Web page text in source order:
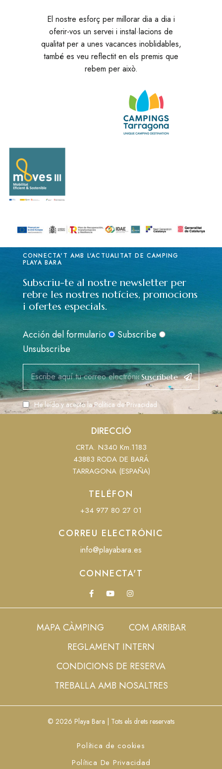
El nostre esforç per millorar dia a dia i
oferir-vos un servei i instal·lacions de
qualitat per a unes vacances inoblidables,
també es veu reflectit en els premis que
rebem per això.
CONNECTA'T AMB L'ACTUALITAT DE CÀMPING
PLAYA BARA
Subscriu-te al nostre newsletter per
rebre les nostres notícies, promocions
i ofertes especials.
Acción del formulario
Subscribe
Unsubscribe
Suscribete
He leído y acepto laPolítica de Privacidad
DIRECCIÓ
CRTA. N340 Km.1183
43883 RODA DE BARÁ
TARRAGONA (ESPAÑA)
TELÈFON
+34 977 80 27 01
CORREU ELECTRÒNIC
info@playabara.es
CONNECTA'T
MAPA CÀMPING
COM ARRIBAR
REGLAMENT INTERN
CONDICIONS DE RESERVA
TREBALLA AMB NOSALTRES
© 2026 Playa Bara | Tots els drets reservats
Política de cookies
Política De Privacidad